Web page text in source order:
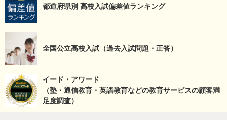
都道府県別 高校入試偏差値ランキング
全国公立高校入試（過去入試問題・正答）
イード・アワード
（塾・通信教育・英語教育などの教育サービスの顧客満
足度調査）